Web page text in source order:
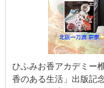
ひふみお香アカデミー
香のある生活」出版記